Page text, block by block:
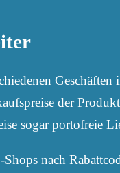
der
sogar portofreie
nach